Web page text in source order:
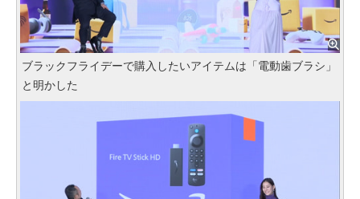
ブラックフライデーで購入したいアイテムは「電動歯ブラシ」
と明かした